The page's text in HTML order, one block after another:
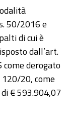
50/2016 e
di cui è
dall’art.
derogato
20, come
€ 593.904,07